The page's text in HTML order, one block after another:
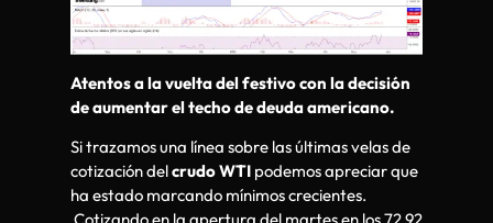
Atentos a la vuelta del festivo con la decisión
de aumentar el techo de deuda americano.
Si trazamos una línea sobre las últimas velas de
cotización delcrudo WTI podemos apreciar que
ha estado marcando mínimos crecientes.